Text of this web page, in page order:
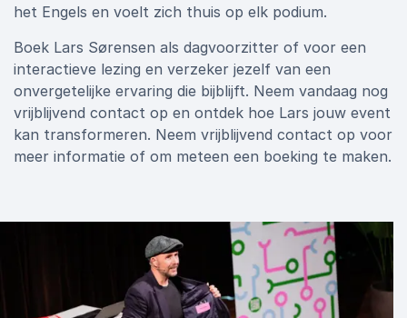
het Engels en voelt zich thuis op elk podium.
Boek Lars Sørensen als dagvoorzitter of voor een
interactieve lezing en verzeker jezelf van een
onvergetelijke ervaring die bijblijft. Neem vandaag nog
vrijblijvend contact op en ontdek hoe Lars jouw event
kan transformeren. Neem vrijblijvend contact op voor
meer informatie of om meteen een boeking te maken.